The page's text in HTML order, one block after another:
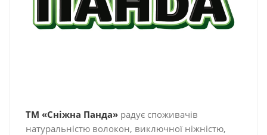
ТМ «Сніжна Панда»радує споживачів
натуральністю волокон, виключної ніжністю,